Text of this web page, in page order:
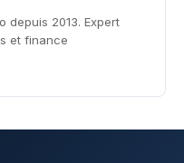
depuis 2013. Expert
et finance